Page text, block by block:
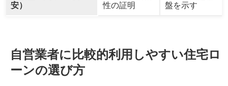
安）
性の証明
盤を示す
自営業者に比較的利用しやすい住宅ロ
ーンの選び方